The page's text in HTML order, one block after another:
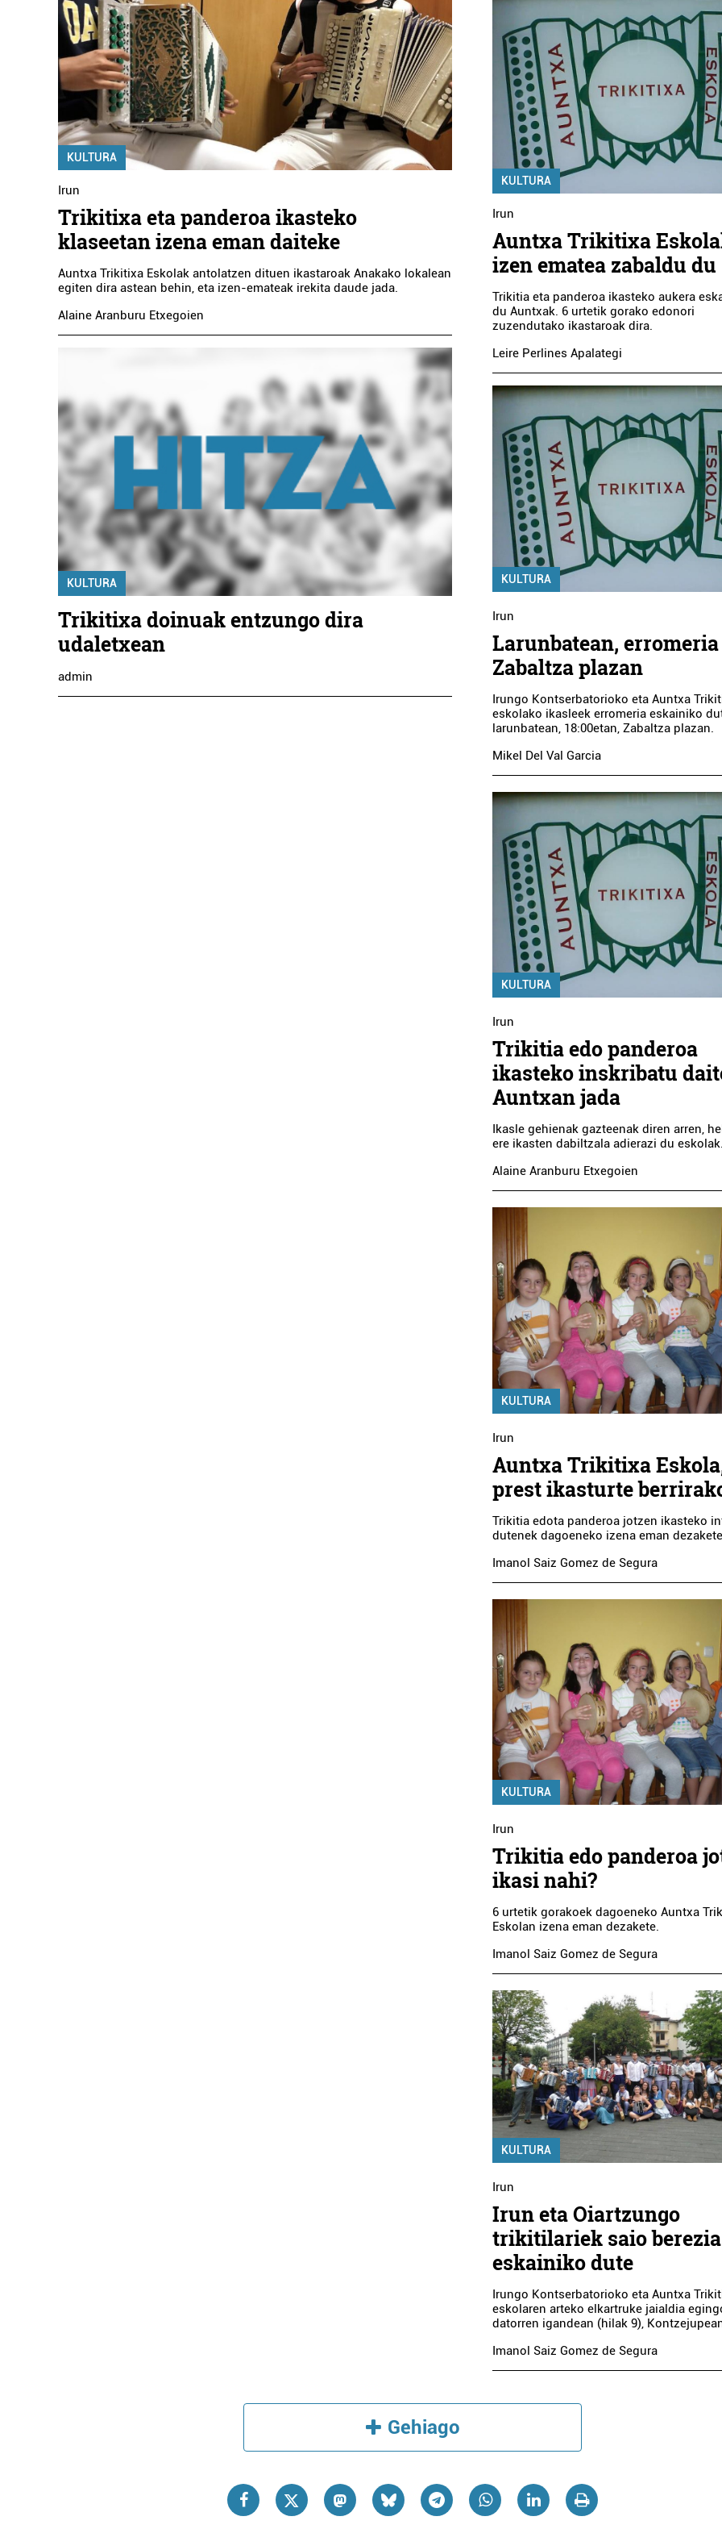
KULTURA
Irun
Trikitixa eta panderoa ikasteko
klaseetan izena eman daiteke
Auntxa Trikitixa Eskolak antolatzen dituen ikastaroak Anakako lokalean
egiten dira astean behin, eta izen-emateak irekita daude jada.
Alaine Aranburu Etxegoien
KULTURA
Trikitixa doinuak entzungo dira
udaletxean
admin
KULTURA
Irun
Auntxa Trikitixa
izen ematea zabaldu du
Trikitia eta panderoa ikasteko aukera
du Auntxak. 6 urtetik gorako edonori
zuzendutako ikastaroak dira.
Leire Perlines Apalategi
KULTURA
Irun
Larunbatean, erromeria
Zabaltza plazan
Irungo Kontserbatorioko eta Auntxa
eskolako ikasleek erromeria eskainiko
larunbatean, 18:00etan, Zabaltza plazan.
Mikel Del Val Garcia
KULTURA
Irun
Trikitia edo panderoa
ikasteko inskribatu
Auntxan jada
Ikasle gehienak gazteenak diren arren,
ere ikasten dabiltzala adierazi du eskolak.
Alaine Aranburu Etxegoien
KULTURA
Irun
Auntxa Trikitixa
prest ikasturte
Trikitia edota panderoa jotzen ikasteko
dutenek dagoeneko izena eman
Imanol Saiz Gomez de Segura
KULTURA
Irun
Trikitia edo panderoa
ikasi nahi?
6 urtetik gorakoek dagoeneko Auntxa
Eskolan izena eman dezakete.
Imanol Saiz Gomez de Segura
KULTURA
Irun
Irun eta Oiartzungo
trikitilariek saio berezia
eskainiko dute
Irungo Kontserbatorioko eta Auntxa
eskolaren arteko elkartruke jaialdia
datorren igandean (hilak 9),
Imanol Saiz Gomez de Segura
Gehiago
LEZO HERRI ESKOLA
Higiezin agentziak
AUZI HIGIEZINEN
ZERBITZU JUR
Errenteria-Orereta